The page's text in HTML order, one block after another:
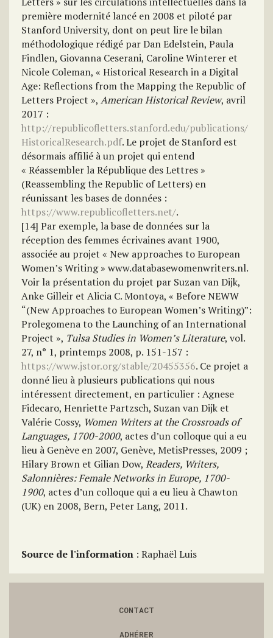
première modernité lancé en 2008 et piloté par
Stanford University, dont on peut lire le bilan
méthodologique rédigé par Dan Edelstein, Paula
Findlen, Giovanna Ceserani, Caroline Winterer et
Nicole Coleman, « Historical Research in a Digital
Age: Reflections from the Mapping the Republic of
Letters Project », American Historical Review, avril
2017 :
http://republicofletters.stanford.edu/publications/
HistoricalResearch.pdf. Le projet de Stanford est
désormais affilié à un projet qui entend
« Réassembler la République des Lettres »
(Reassembling the Republic of Letters) en
réunissant les bases de données :
https://www.republicofletters.net/.
[14] Par exemple, la base de données sur la
réception des femmes écrivaines avant 1900,
associée au projet « New approaches to European
Women’s Writing » www.databasewomenwriters.nl.
Voir la présentation du projet par Suzan van Dijk,
Anke Gilleir et Alicia C. Montoya, « Before NEWW
“(New Approaches to European Women’s Writing)”:
Prolegomena to the Launching of an International
Project », Tulsa Studies in Women’s Literature, vol.
27, n° 1, printemps 2008, p. 151-157 :
https://www.jstor.org/stable/20455356. Ce projet a
donné lieu à plusieurs publications qui nous
intéressent directement, en particulier : Agnese
Fidecaro, Henriette Partzsch, Suzan van Dijk et
Valérie Cossy, Women Writers at the Crossroads of
Languages, 1700-2000, actes d’un colloque qui a eu
lieu à Genève en 2007, Genève, MetisPresses, 2009 ;
Hilary Brown et Gilian Dow, Readers, Writers,
Salonnières: Female Networks in Europe, 1700-
1900, actes d’un colloque qui a eu lieu à Chawton
(UK) en 2008, Bern, Peter Lang, 2011.
Source de l'information : Raphaël Luis
CONTACT
ADHÉRER